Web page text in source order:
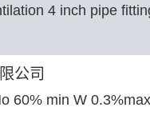
4 inch pipe
公司
60% min W